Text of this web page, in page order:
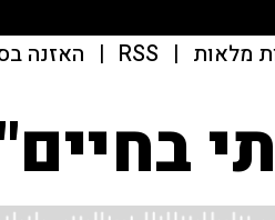
מלאות |
RSS
| האזנה